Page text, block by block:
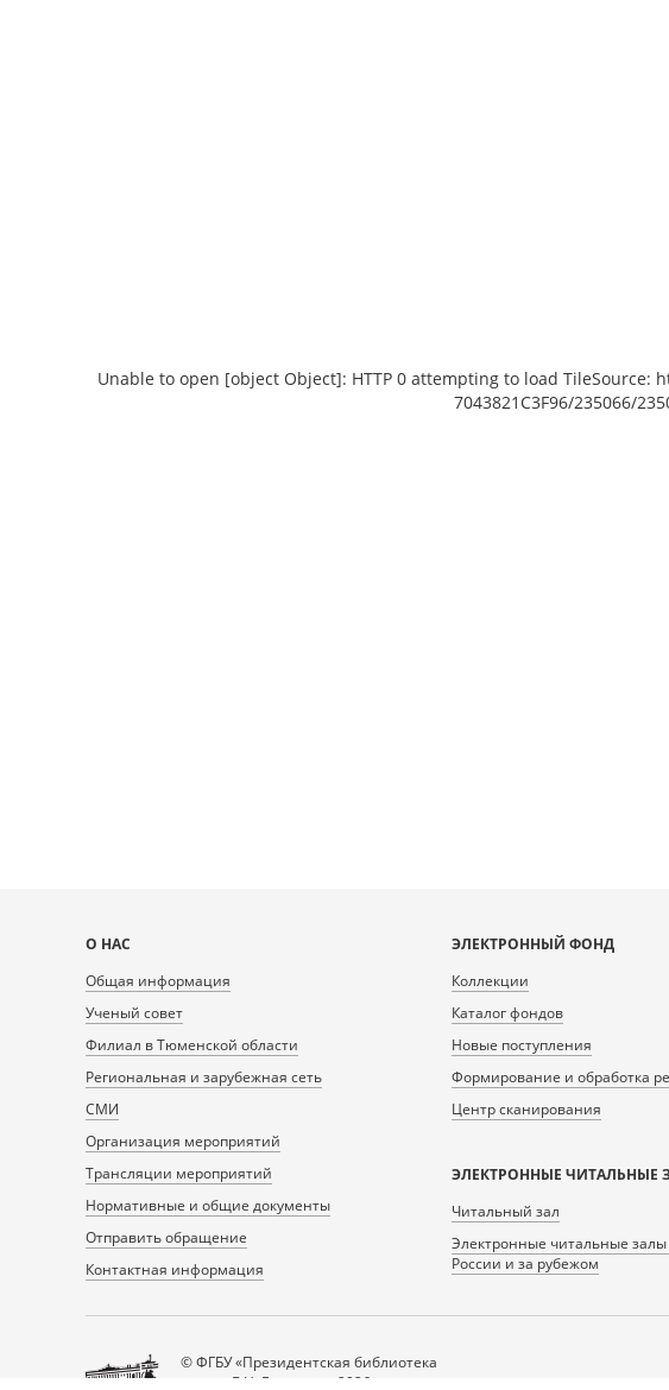
Unable to open [object Object]: HTTP 0 attempting to load
7043821C3F96/235066/
Карта
сайта
О НАС
Общая информация
Ученый совет
Филиал в Тюменской области
Региональная и зарубежная сеть
СМИ
Организация мероприятий
Трансляции мероприятий
Нормативные и общие документы
Отправить обращение
Контактная информация
ЭЛЕКТРОННЫЙ ФОНД
Коллекции
Каталог фондов
Новые поступления
Формирование и обработка
Центр сканирования
ЭЛЕКТРОННЫЕ ЧИТАЛЬНЫЕ
Читальный зал
Электронные читальные залы
России и за рубежом
© ФГБУ «Президентская библиотека
имени Б.Н. Ельцина», 2026